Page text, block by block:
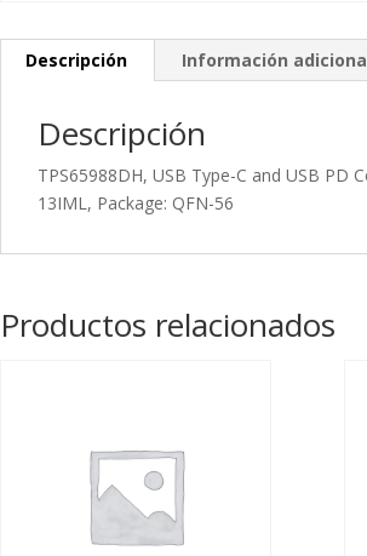
Descripción Información
Descripción
TPS65988DH, USB Type-C and USB PD
13IML, Package: QFN-56
Productos relacionados